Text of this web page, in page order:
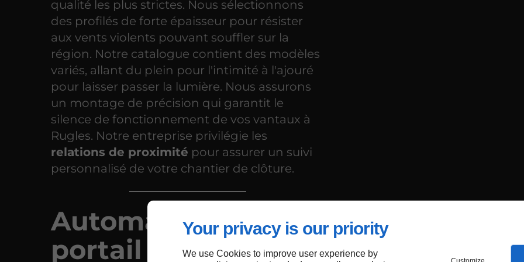
Your privacy is our priority
We use Cookies to improve user experience by
qualité les plus strictes. Nous sélectionnons
des profilés de forte épaisseur pour résister
aux vents violents pouvant souffler sur la
région. Notre catalogue contient des modèles
variés, allant du plein pour l'intimité à l'ajouré
pour laisser passer la lumière. Nous assurons
un montage de précision qui garantit le
silence de fonctionnement de vos vantaux à
Rugles. Notre entreprise privilégie les
relations de proximité pour assurer un suivi
personnalisé de votre chantier de clôture.
Automatisme pour
portail à Rugles